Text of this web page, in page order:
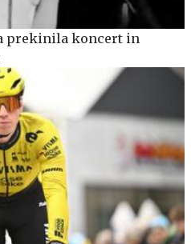
prekinila koncert in